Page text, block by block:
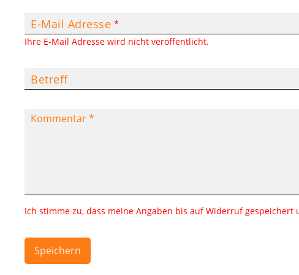
E-Mail Adresse
Ihre E-Mail Adresse wird nicht veröffentlicht.
Betreff
Ich stimme zu, dass meine Angaben bis auf Widerruf
Speichern